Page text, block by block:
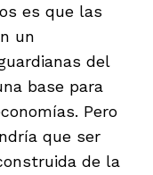
es que las
un
del
base para
Pero
que ser
de la